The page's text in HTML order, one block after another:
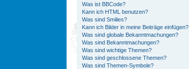
Was ist BBCode?
Kann ich HTML benutzen?
Was sind Smilies?
Kann ich Bilder in meine Beiträge einfügen?
Was sind globale Bekanntmachungen?
Was sind Bekanntmachungen?
Was sind wichtige Themen?
Was sind geschlossene Themen?
Was sind Themen-Symbole?